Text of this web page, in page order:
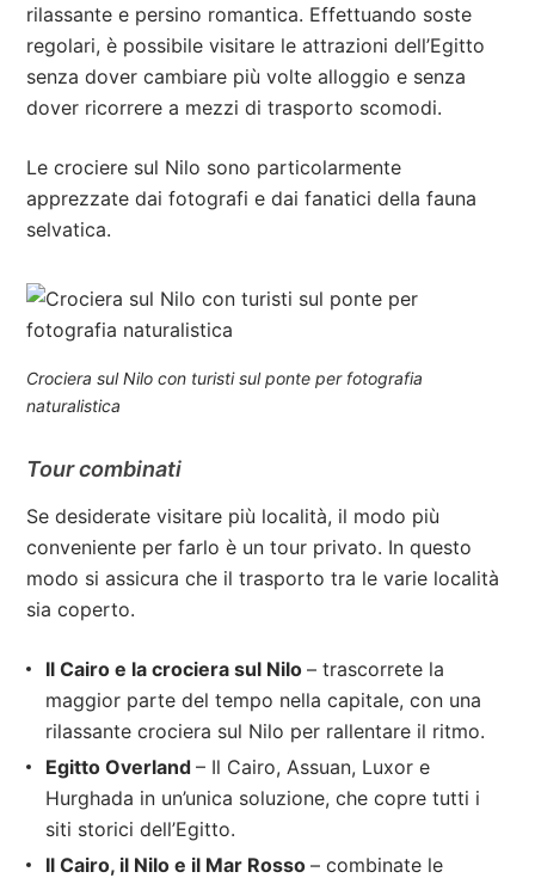
rilassante e persino romantica. Effettuando soste
regolari, è possibile visitare le attrazioni dell’Egitto
senza dover cambiare più volte alloggio e senza
dover ricorrere a mezzi di trasporto scomodi.
Le crociere sul Nilo sono particolarmente
apprezzate dai fotografi e dai fanatici della fauna
selvatica.
Crociera sul Nilo con turisti sul ponte per fotografia
naturalistica
Tour combinati
Se desiderate visitare più località, il modo più
conveniente per farlo è un tour privato. In questo
modo si assicura che il trasporto tra le varie località
sia coperto.
Il Cairo e la crociera sul Nilo– trascorrete la
maggior parte del tempo nella capitale, con una
rilassante crociera sul Nilo per rallentare il ritmo.
Egitto Overland– Il Cairo, Assuan, Luxor e
Hurghada in un’unica soluzione, che copre tutti i
siti storici dell’Egitto.
Il Cairo, il Nilo e il Mar Rosso– combinate le